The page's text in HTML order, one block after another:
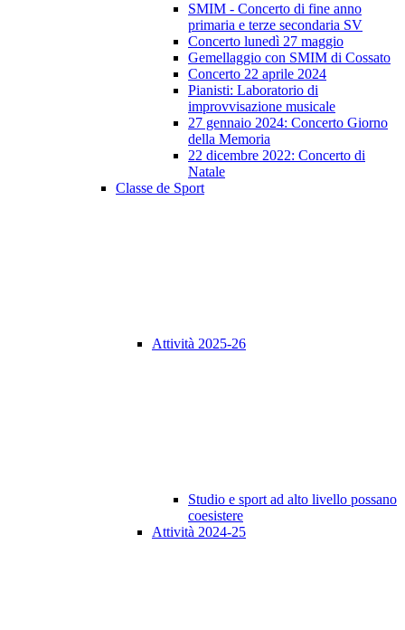
SMIM - Concerto di fine anno
primaria e terze secondaria SV
Concerto lunedì 27 maggio
Gemellaggio con SMIM di Cossato
Concerto 22 aprile 2024
Pianisti: Laboratorio di
improvvisazione musicale
27 gennaio 2024: Concerto Giorno
della Memoria
22 dicembre 2022: Concerto di
Natale
Classe de Sport
Attività 2025-26
Studio e sport ad alto livello possano
coesistere
Attività 2024-25